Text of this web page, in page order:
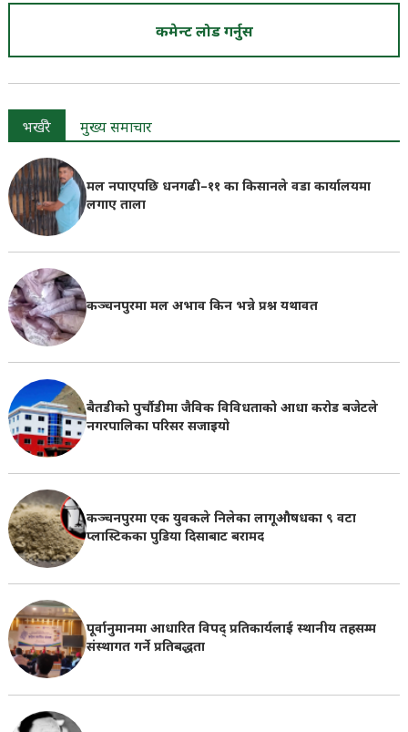
कमेन्ट लोड गर्नुस
भर्खरै मुख्य समाचार
मल नपाएपछि धनगढी–११ का किसानले वडा कार्यालयमा
लगाए ताला
कञ्चनपुरमा मल अभाव किन भन्ने प्रश्न यथावत
बैतडीको पुर्चौडीमा जैविक विविधताको आधा करोड बजेटले
नगरपालिका परिसर सजाइयो
कञ्चनपुरमा एक युवकले निलेका लागूऔषधका ९ वटा
प्लास्टिकका पुडिया दिसाबाट बरामद
पूर्वानुमानमा आधारित विपद् प्रतिकार्यलाई स्थानीय तहसम्म
संस्थागत गर्ने प्रतिबद्धता